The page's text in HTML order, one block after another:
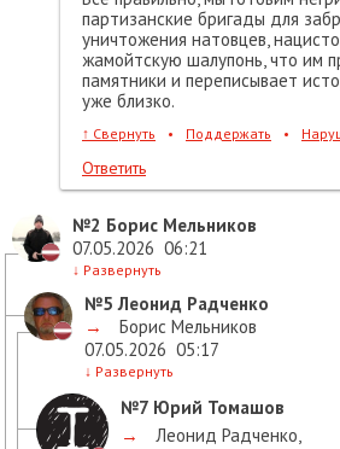
партизанские бригады для
уничтожения натовцев,
жамойтскую шалупонь, что им
памятники и переписывает
уже близко.
↑ Свернуть • Поддержать •
Ответить
№2 Борис Мельников
07.05.2026 06:21
↓ Развернуть
№5 Леонид Радченко
→
Борис Мельников
07.05.2026 05:17
↓ Развернуть
№7 Юрий Томашов
→
Леонид Радченко,